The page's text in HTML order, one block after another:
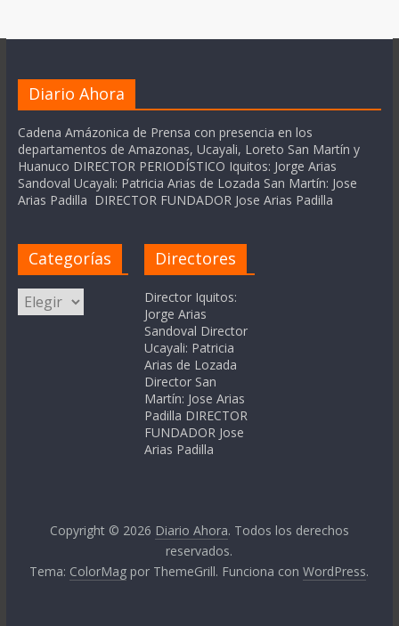
Diario Ahora
Cadena Amázonica de Prensa con presencia en los
departamentos de Amazonas, Ucayali, Loreto San Martín y
Huanuco DIRECTOR PERIODÍSTICO Iquitos: Jorge Arias
Sandoval Ucayali: Patricia Arias de Lozada San Martín: Jose
Arias Padilla DIRECTOR FUNDADOR Jose Arias Padilla
Categorías
Categorías
Directores
Director Iquitos:
Jorge Arias
Sandoval Director
Ucayali: Patricia
Arias de Lozada
Director San
Martín: Jose Arias
Padilla DIRECTOR
FUNDADOR Jose
Arias Padilla
Copyright © 2026 Diario Ahora. Todos los derechos
reservados.
Tema: ColorMag por ThemeGrill. Funciona conWordPress.